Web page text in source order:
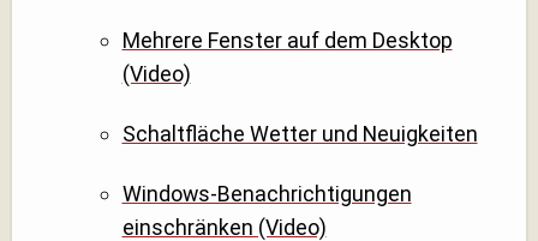
Mehrere Fenster auf dem Desktop
(Video)
Schaltfläche Wetter und Neuigkeiten
Windows-Benachrichtigungen
einschränken (Video)